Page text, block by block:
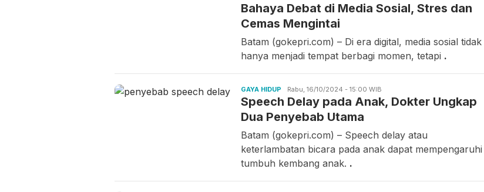
Rahmawati
Bahaya Debat di Media Sosial, Stres dan
Cemas Mengintai
Batam (gokepri.com) – Di era digital, media sosial tidak
hanya menjadi tempat berbagi momen, tetapi .
GAYA HIDUP Asrul
Rahmawati
Rabu, 16/10/2024 - 15:00 WIB
Speech Delay pada Anak, Dokter Ungkap
Dua Penyebab Utama
Batam (gokepri.com) – Speech delay atau
keterlambatan bicara pada anak dapat mempengaruhi
tumbuh kembang anak. .